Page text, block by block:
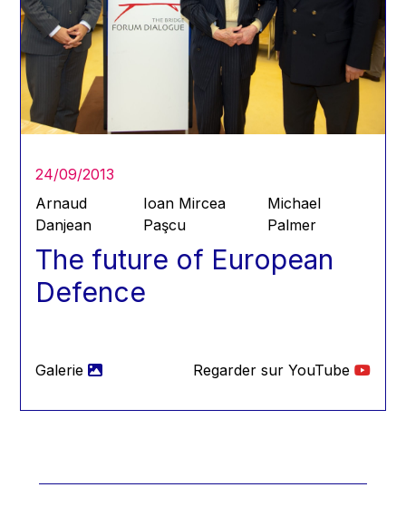
Gunnar Lund
Günther Hermann Oettinger
Günther Verheugen
Hans Joachim Schellnhuber
Hans-Gert Poettering
Hans-Gert Pöttering
Ioan Mircea Paşcu
Jacques Barrot
Jacques Diouf
Ján Figel
Jean Tirole
Jean-Louis Biancarelli
24/09/2013
Arnaud
Danjean
Ioan Mircea
Paşcu
Michael
Palmer
The future of European
Defence
Galerie Regarder sur YouTube